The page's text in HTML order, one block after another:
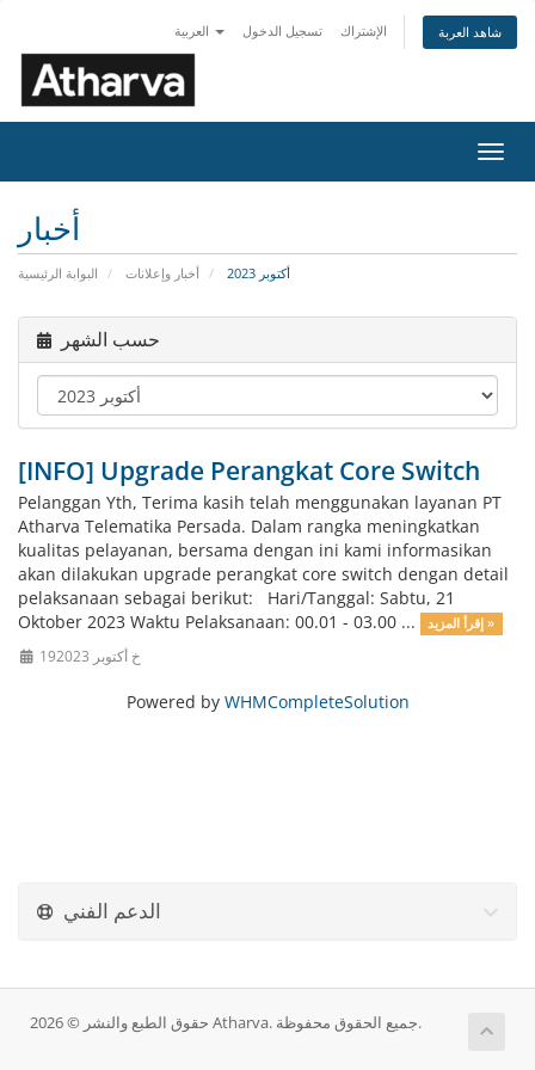
تسجيل الدخول الإشتراك شاهد العربة
تبديل
التنقل
أخبار
البوابة الرئيسية أخبار وإعلانات أكتوبر 2023
حسب الشهر
[INFO] Upgrade Perangkat Core Switch
Pelanggan Yth, Terima kasih telah menggunakan layanan PT
Atharva Telematika Persada. Dalam rangka meningkatkan
kualitas pelayanan, bersama dengan ini kami informasikan
akan dilakukan upgrade perangkat core switch dengan detail
pelaksanaan sebagai berikut: Hari/Tanggal: Sabtu, 21
Oktober 2023 Waktu Pelaksanaan: 00.01 - 03.00 ...
إقرأ المزيد »
19خ أكتوبر 2023
Powered by WHMCompleteSolution
الدعم الفني
حقوق الطبع والنشر © 2026 Atharva. جميع الحقوق محفوظة.